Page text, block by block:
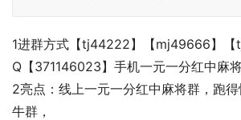
1进群方式【tj44222】【mj49666】【
Q【371146023】手机一元一分红中麻
2亮点：线上一元一分红中麻将群，跑
牛群，